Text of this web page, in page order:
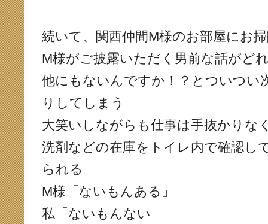
続いて、関西仲間M様のお部屋にお
M様がご披露いただく男前な話がど
他にもないんですか！？とついつい
りしてしまう
大笑いしながらも仕事は手抜かりな
洗剤などの在庫をトイレ内で確認し
られる
M様「ないもんある」
私「ないもんない」